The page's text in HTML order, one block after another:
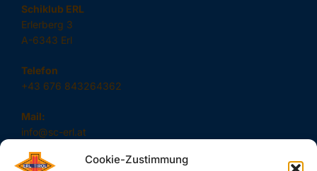
Cookie-Zustimmung
Schiklub ERL
Erlerberg 3
A-6343 Erl
Telefon
+43 676 843264362
Mail:
info@sc-erl.at